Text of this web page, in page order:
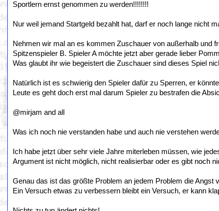
Sportlern ernst genommen zu werden!!!!!!!!
Nur weil jemand Startgeld bezahlt hat, darf er noch lange nicht
Nehmen wir mal an es kommen Zuschauer von außerhalb und
Spitzenspieler B. Spieler A möchte jetzt aber gerade lieber
Was glaubt ihr wie begeistert die Zuschauer sind dieses Spiel
Natürlich ist es schwierig den Spieler dafür zu Sperren, er
Leute es geht doch erst mal darum Spieler zu bestrafen die
@mirjam and all
Was ich noch nie verstanden habe und auch nie verstehen
Ich habe jetzt über sehr viele Jahre miterleben müssen, wie
Argument ist nicht möglich, nicht realisierbar oder es gibt noch
Genau das ist das größte Problem an jedem Problem die Angst
Ein Versuch etwas zu verbessern bleibt ein Versuch, er kann